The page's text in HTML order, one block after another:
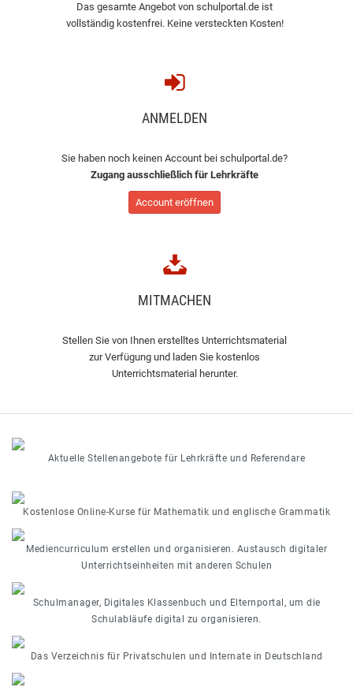
Das gesamte Angebot von schulportal.de ist
vollständig kostenfrei. Keine versteckten Kosten!
ANMELDEN
Sie haben noch keinen Account bei schulportal.de?
Zugang ausschließlich für Lehrkräfte
Account eröffnen
MITMACHEN
Stellen Sie von Ihnen erstelltes Unterrichtsmaterial
zur Verfügung und laden Sie kostenlos
Unterrichtsmaterial herunter.
Aktuelle Stellenangebote für Lehrkräfte und Referendare
Kostenlose Online-Kurse für Mathematik und englische Grammatik
Mediencurriculum erstellen und organisieren. Austausch digitaler
Unterrichtseinheiten mit anderen Schulen
Schulmanager, Digitales Klassenbuch und Elternportal, um die
Schulabläufe digital zu organisieren.
Das Verzeichnis für Privatschulen und Internate in Deutschland